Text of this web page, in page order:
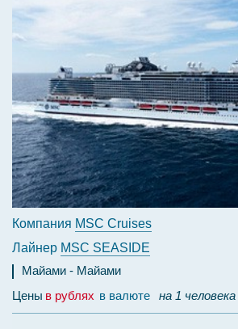
Компания MSC Cruises
Лайнер MSC SEASIDE
Майами
Майами
Цены в рублях в валюте на 1 человека